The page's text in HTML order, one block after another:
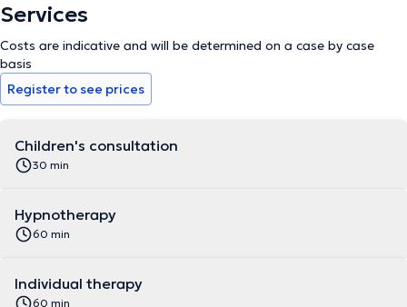
Services
Costs are indicative and will be determined on a case by case
basis
Register to see prices
Children's consultation
30 min
Hypnotherapy
60 min
Individual therapy
60 min